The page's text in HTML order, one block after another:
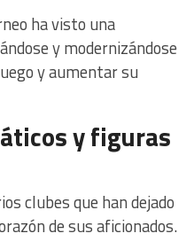
ha visto una
y modernizándose
y aumentar su
y figuras
clubes que han dejado
de sus aficionados.